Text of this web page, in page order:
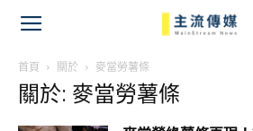
首頁 關於 麥當勞薯條
關於: 麥當勞薯條